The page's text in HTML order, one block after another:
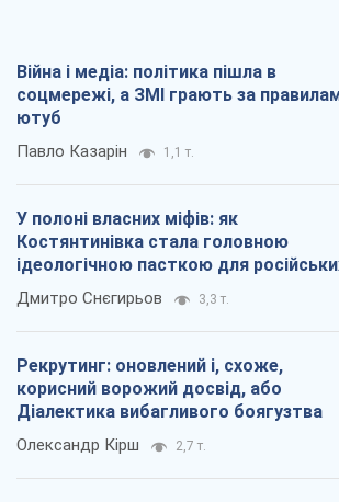
Війна і медіа: політика пішла в
соцмережі, а ЗМІ грають за
ютуб
Павло Казарін 1,1 т.
У полоні власних міфів: як
Костянтинівка стала головною
ідеологічною пасткою для
окупантів
Дмитро Снєгирьов 3,3 т.
Рекрутинг: оновлений і, схоже,
корисний ворожий досвід, або
Діалектика вибагливого боягузтва
Олександр Кірш 2,7 т.